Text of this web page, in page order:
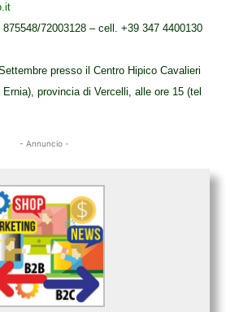
72003128 – cell. +39 347 4400130
presso il Centro Hipico Cavalieri
provincia di Vercelli, alle ore 15 (tel
- Annuncio -